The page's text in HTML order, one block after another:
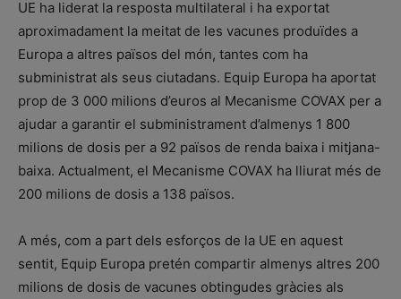
UE ha liderat la resposta multilateral i ha exportat
aproximadament la meitat de les vacunes produïdes a
Europa a altres països del món, tantes com ha
subministrat als seus ciutadans. Equip Europa ha aportat
prop de 3 000 milions d’euros al Mecanisme COVAX per a
ajudar a garantir el subministrament d’almenys 1 800
milions de dosis per a 92 països de renda baixa i mitjana-
baixa. Actualment, el Mecanisme COVAX ha lliurat més de
200 milions de dosis a 138 països.
A més, com a part dels esforços de la UE en aquest
sentit, Equip Europa pretén compartir almenys altres 200
milions de dosis de vacunes obtingudes gràcies als